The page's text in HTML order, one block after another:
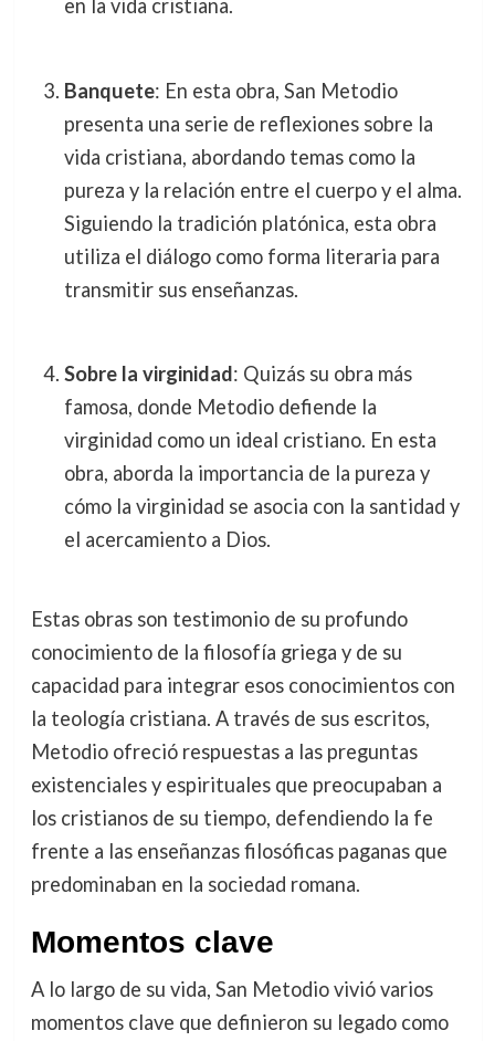
en la vida cristiana.
Banquete: En esta obra, San Metodio
presenta una serie de reflexiones sobre la
vida cristiana, abordando temas como la
pureza y la relación entre el cuerpo y el alma.
Siguiendo la tradición platónica, esta obra
utiliza el diálogo como forma literaria para
transmitir sus enseñanzas.
Sobre la virginidad: Quizás su obra más
famosa, donde Metodio defiende la
virginidad como un ideal cristiano. En esta
obra, aborda la importancia de la pureza y
cómo la virginidad se asocia con la santidad y
el acercamiento a Dios.
Estas obras son testimonio de su profundo
conocimiento de la filosofía griega y de su
capacidad para integrar esos conocimientos con
la teología cristiana. A través de sus escritos,
Metodio ofreció respuestas a las preguntas
existenciales y espirituales que preocupaban a
los cristianos de su tiempo, defendiendo la fe
frente a las enseñanzas filosóficas paganas que
predominaban en la sociedad romana.
Momentos clave
A lo largo de su vida, San Metodio vivió varios
momentos clave que definieron su legado como